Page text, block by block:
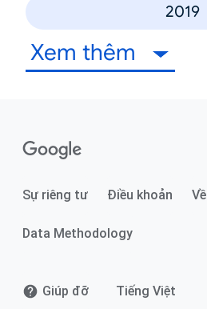
2019
Xem thêm
Sự riêng tư Điều khoản Về
Data Methodology
Giúp đỡ